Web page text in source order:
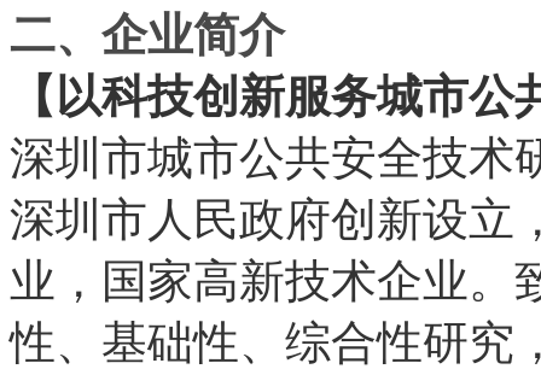
二、企业简介
【以科技创新服务城市公
深圳市城市公共安全技术
深圳市人民政府创新设立
业，国家高新技术企业。
性、基础性、综合性研究